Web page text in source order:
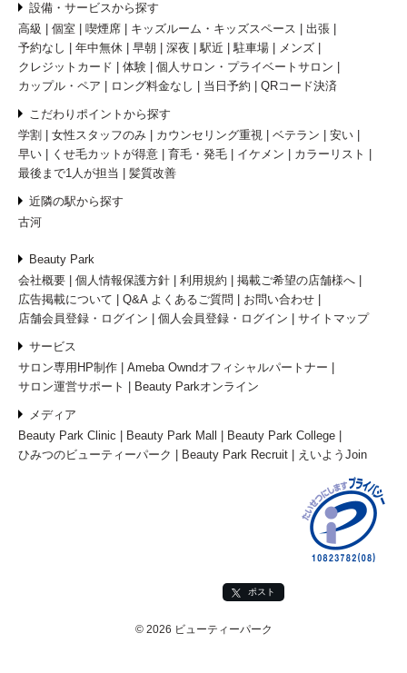
設備・サービスから探す
高級
個室 喫煙席 キッズルーム・キッズスペース
出張
予約なし
年中無休 早朝 深夜 駅近 駐車場
メンズ
クレジットカード
体験
個人サロン・プライベートサロン
カップル・ペア
ロング料金なし 当日予約 QRコード決済
こだわりポイントから探す
学割
女性スタッフのみ カウンセリング重視 ベテラン
安い
早い
くせ毛カットが得意 育毛・発毛 イケメン
カラーリスト
最後まで1人が担当
髪質改善
近隣の駅から探す
古河
Beauty Park
会社概要
個人情報保護方針 利用規約
掲載ご希望の店舗様へ
広告掲載について
Q&A よくあるご質問
お問い合わせ
店舗会員登録・ログイン
個人会員登録・ログイン サイトマップ
サービス
サロン専用HP制作
Ameba Owndオフィシャルパートナー
サロン運営サポート
Beauty Parkオンライン
メディア
Beauty Park Clinic
Beauty Park Mall
Beauty Park College
ひみつのビューティーパーク
Beauty Park Recruit えいようJoin
ポスト
© 2026 ビューティーパーク